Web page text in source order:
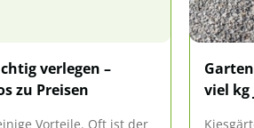
verlegen –
zu Preisen
Vorteile. Oft ist der
viel kg